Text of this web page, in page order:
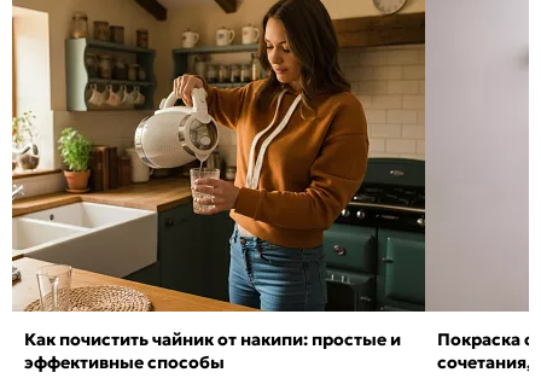
Как почистить чайник от накипи: простые и
эффективные способы
Покраска
сочетания,